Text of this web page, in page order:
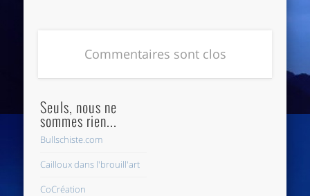
Commentaires sont clos
Seuls, nous ne
sommes rien...
Bullschiste.com
Cailloux dans l'brouill'art
CoCréation